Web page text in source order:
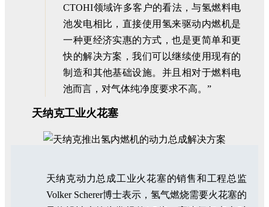
CTOHI领域许多客户的看法，与氢燃料电
池发电相比，直接使用氢来驱动内燃机是
一种更经济实惠的方式，也是更简单和更
快的解决方案，我们可以继续使用现有的
制造和其他基础设施。并且相对于燃料电
池而言，对气体纯净度要求不高。”
天纳克工业火花塞
天纳克动力总成工业火花塞的销售和工程总监
Volker Scherer博士表示，氢气燃烧需要火花塞的